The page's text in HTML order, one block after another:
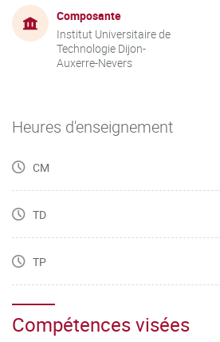
Composante
Institut Universitaire de
Technologie Dijon-
Auxerre-Nevers
Heures d'enseignement
CM
TD
TP
Compétences visées